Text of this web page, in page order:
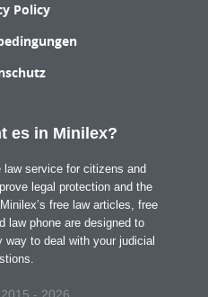
Policy
es in Minilex?
law service for citizens and
legal protection and the
free law articles, free
law phone are designed to
way to deal with your judicial